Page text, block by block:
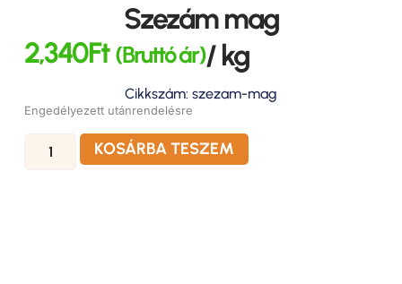
Szezám mag
2,340Ft (Bruttó ár)/ kg
Cikkszám: szezam-mag
Engedélyezett utánrendelésre
KOSÁRBA TESZEM